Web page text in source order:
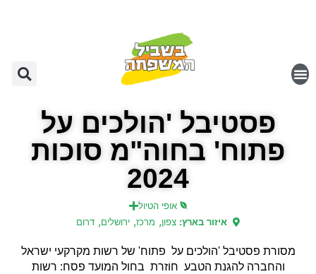
פסטיבל 'הולכים על
פתוח' בחוה"מ סוכות
2024
אופי הטיול
איזור בארץ: צפון, מרכז, ירושלים, דרום
מסורת פסטיבל 'הולכים על פתוח' של רשות מקרקעי ישראל
והחברה להגנת הטבע חוזרת בחול המועד פסח: רשות